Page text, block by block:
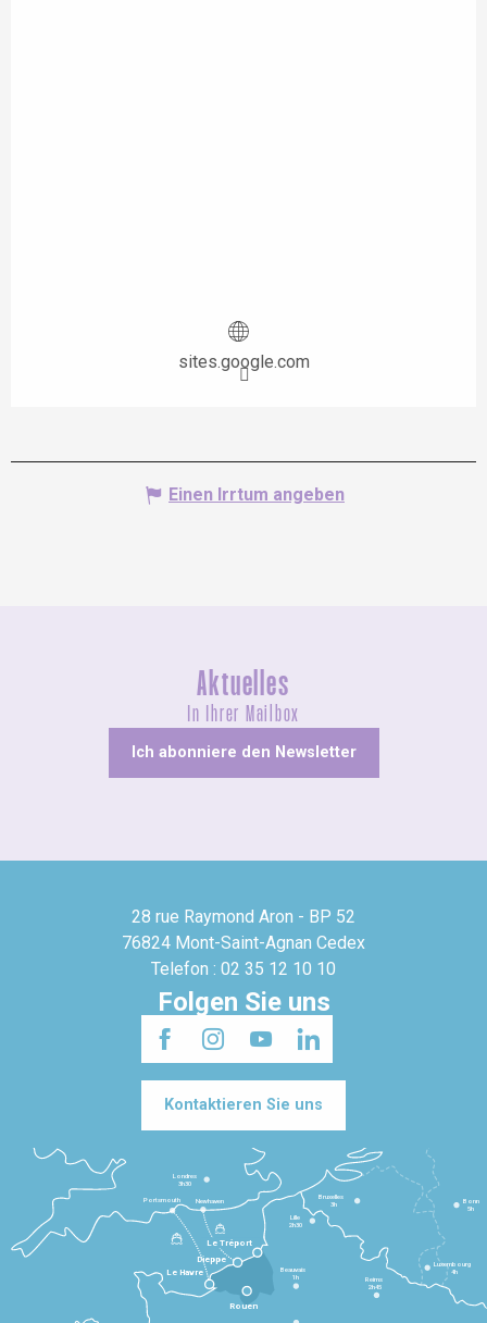
sites.google.com
Einen Irrtum angeben
Aktuelles
In Ihrer Mailbox
Ich abonniere den Newsletter
28 rue Raymond Aron - BP 52
76824 Mont-Saint-Agnan Cedex
Telefon : 02 35 12 10 10
Folgen Sie uns
Kontaktieren Sie uns
Le Havre
Dieppe
Le Tréport
Beauvais
1h
Reims
2h45
Lille
2h30
Bruxelles
3h
Londres
3h30
Newhaven
Portsmouth
Bonn
5h
Luxembourg
4h
Rouen